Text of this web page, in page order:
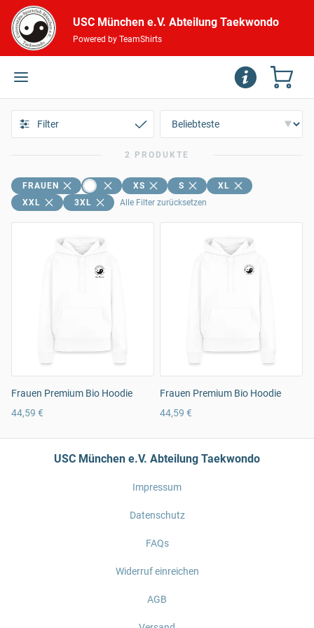
USC München e.V. Abteilung Taekwondo
Powered by TeamShirts
Filter
2 PRODUKTE
FRAUEN XS S
XL
XXL
3XL Alle Filter zurücksetzen
Frauen Premium Bio Hoodie
44,59 €
Frauen Premium Bio Hoodie
44,59 €
USC München e.V. Abteilung Taekwondo
Impressum
Datenschutz
FAQs
Widerruf einreichen
AGB